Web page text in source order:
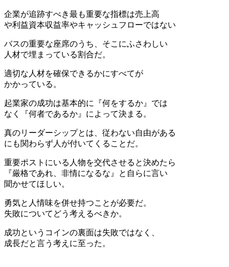
企業が追跡すべき最も重要な指標は売上高
や利益資本収益率やキャッシュフローではない
バスの重要な座席のうち、そこにふさわしい
人材で埋まっている割合だ。
適切な人材を確保できるかにすべてが
かかっている。
起業家の成功は基本的に『何をするか』では
なく『何者であるか』によって決まる。
真のリーダーシップとは、従わない自由がある
にも関わらず人が付いてくることだ。
重要ポストにいる人物を交代させると決めたら
『厳格であれ、非情になるな』と自らに言い
聞かせてほしい。
勇気と人情味を併せ持つことが必要だ。
失敗についてどう考えるべきか。
成功というコインの裏面は失敗ではなく、
成長だと言う考えに至った。